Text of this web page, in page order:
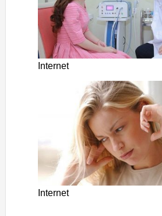
Internet
Internet